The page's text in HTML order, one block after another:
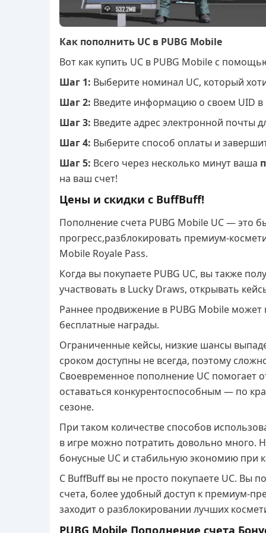
Как пополнить UC в PUBG Mobile
Вот как купить UC в PUBG Mobile с
Шаг 1: Выберите номинал UC, который
Шаг 2: Введите информацию о своем UID в
Шаг 3: Введите адрес электронной почты
Шаг 4: Выберите способ оплаты и
Шаг 5: Всего через несколько минут ваша
на ваш счет!
Цены и скидки с BuffBuff!
Пополнение счета PUBG Mobile UC — это
прогресс,разблокировать премиум-
Mobile Royale Pass.
Когда вы покупаете PUBG UC, вы также
участвовать в Lucky Draws, открывать
Раннее продвижение в PUBG Mobile может
бесплатные награды.
Ограниченные кейсы, низкие шансы
сроком доступны не всегда, поэтому
Своевременное пополнение UC помогает
оставаться конкурентоспособным — по
сезоне.
При таком количестве способов
в игре можно потратить довольно много.
бонусные UC и стабильную экономию при
С BuffBuff вы не просто покупаете UC. Вы
счета, более удобный доступ к премиум-
заходит о разблокировании лучших